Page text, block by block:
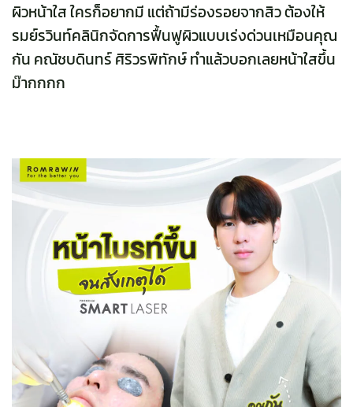
ผิวหน้าใส ใครก็อยากมี แต่ถ้ามีร่องรอยจากสิว ต้องให้
รมย์รวินท์คลินิกจัดการฟื้นฟูผิวแบบเร่งด่วนเหมือนคุณ
กัน คณัชบดินทร์ ศิริวรพิทักษ์ ทำแล้วบอกเลยหน้าใสขึ้น
ม๊ากกกก